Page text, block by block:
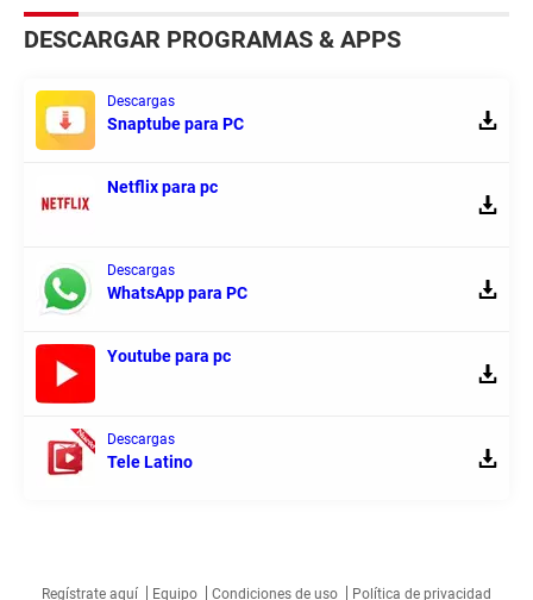
DESCARGAR PROGRAMAS & APPS
Descargas
Snaptube para PC
Netflix para pc
Descargas
WhatsApp para PC
Youtube para pc
Descargas
Tele Latino
Regístrate aquí Equipo Condiciones de uso Política de privacidad